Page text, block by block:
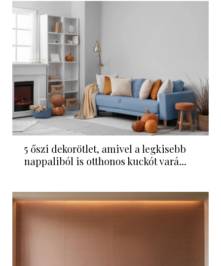
5 őszi dekorötlet, amivel a legkisebb
nappaliból is otthonos kuckót vará...